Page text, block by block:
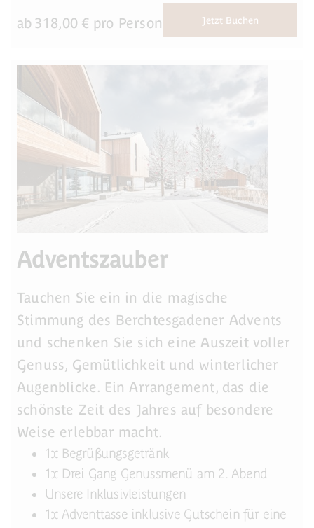
ab 318,00 € pro Person Jetzt Buchen
Adventszauber
Tauchen Sie ein in die magische
Stimmung des Berchtesgadener Advents
und schenken Sie sich eine Auszeit voller
Genuss, Gemütlichkeit und winterlicher
Augenblicke. Ein Arrangement, das die
schönste Zeit des Jahres auf besondere
Weise erlebbar macht.
1x Begrüßungsgetränk
1x Drei Gang Genussmenü am 2. Abend
Unsere Inklusivleistungen
1x Adventtasse inklusive Gutschein für eine